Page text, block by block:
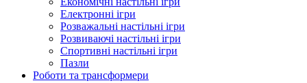
Електронні ігри
Розважальні настільні ігри
Розвиваючі настільні ігри
Спортивні настільні ігри
Пазли
Роботи та трансформери